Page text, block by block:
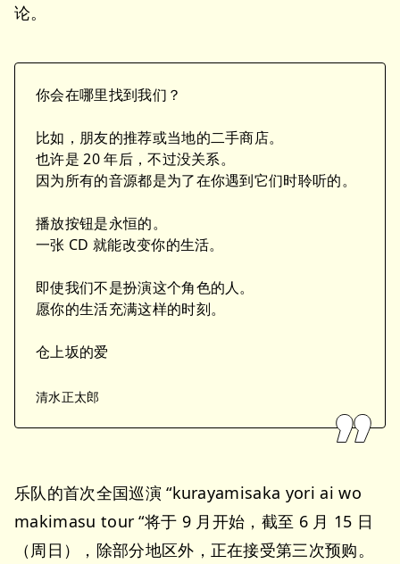
论。
你会在哪里找到我们？
比如，朋友的推荐或当地的二手商店。
也许是 20 年后，不过没关系。
因为所有的音源都是为了在你遇到它们时聆听的。
播放按钮是永恒的。
一张 CD 就能改变你的生活。
即使我们不是扮演这个角色的人。
愿你的生活充满这样的时刻。
仓上坂的爱
清水正太郎
乐队的首次全国巡演 “kurayamisaka yori ai wo
makimasu tour “将于 9 月开始，截至 6 月 15 日
（周日），除部分地区外，正在接受第三次预购。